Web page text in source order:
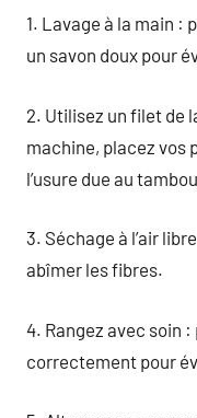
1. Lavage à la main :
un savon doux pour
2. Utilisez un filet de
machine, placez vos
l’usure due au
3. Séchage à l’air
abîmer les fibres.
4. Rangez avec soin
correctement pour